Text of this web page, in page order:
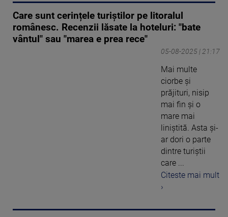
Care sunt cerințele turiștilor pe litoralul
românesc. Recenzii lăsate la hoteluri: "bate
vântul" sau "marea e prea rece"
05-08-2025 | 21:17
Mai multe
ciorbe și
prăjituri, nisip
mai fin și o
mare mai
liniștită. Asta și-
ar dori o parte
dintre turiștii
care ...
Citeste mai mult
›